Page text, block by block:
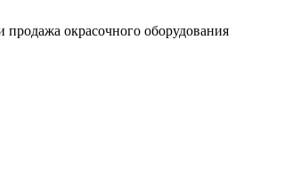
окрасочного оборудования